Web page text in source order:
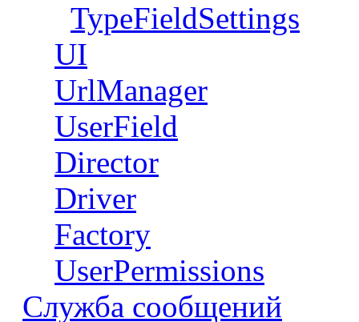
TypeFieldSettings
UI
UrlManager
UserField
Director
Driver
Factory
UserPermissions
Служба сообщений